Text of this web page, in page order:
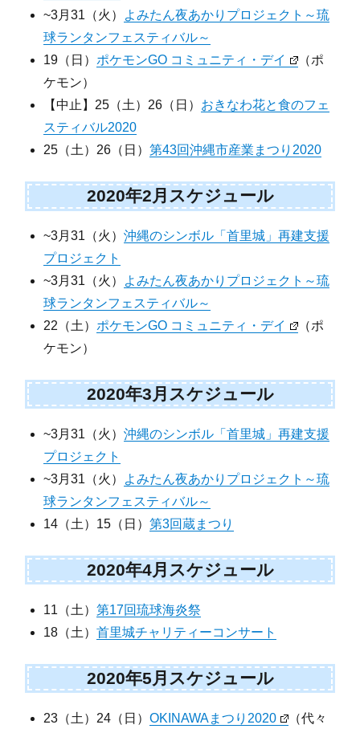
~3月31（火） よみたん夜あかりプロジェクト～琉
球ランタンフェスティバル～
19（日） ポケモンGO コミュニティ・デイ
（ポ
ケモン）
【中止】25（土）26（日） おきなわ花と食のフェ
スティバル2020
25（土）26（日）第43回沖縄市産業まつり2020
2020年2月スケジュール
~3月31（火）沖縄のシンボル「首里城」再建支援
プロジェクト
~3月31（火） よみたん夜あかりプロジェクト～琉
球ランタンフェスティバル～
22（土） ポケモンGO コミュニティ・デイ
（ポ
ケモン）
2020年3月スケジュール
~3月31（火）沖縄のシンボル「首里城」再建支援
プロジェクト
~3月31（火） よみたん夜あかりプロジェクト～琉
球ランタンフェスティバル～
14（土）15（日）第3回蔵まつり
2020年4月スケジュール
11（土）第17回琉球海炎祭
18（土）首里城チャリティーコンサート
2020年5月スケジュール
23（土）24（日）OKINAWAまつり2020
（代々